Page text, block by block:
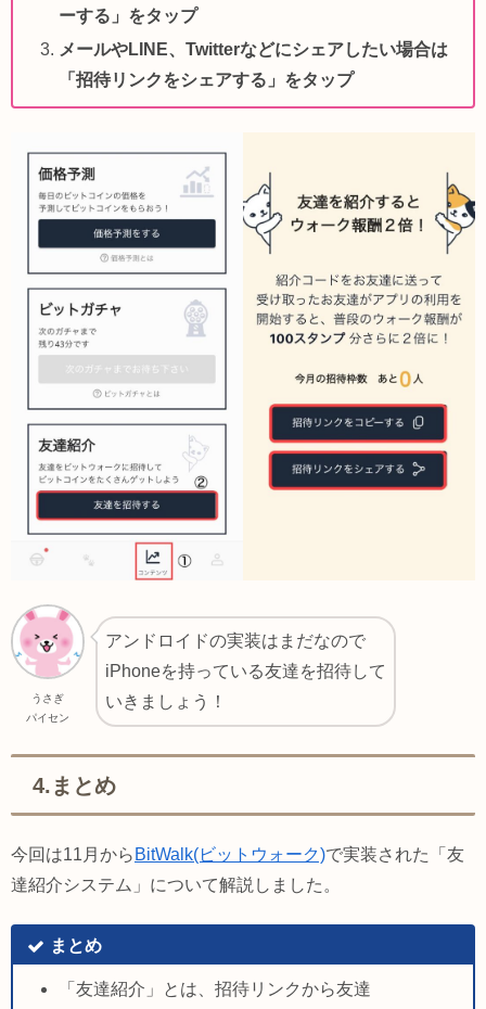
ーする」をタップ
メールやLINE、Twitterなどにシェアしたい場合は
「招待リンクをシェアする」をタップ
うさぎ
パイセン
アンドロイドの実装はまだなので
iPhoneを持っている友達を招待して
いきましょう！
4.まとめ
今回は11月から BitWalk(ビットウォーク)で実装された「友
達紹介システム」について解説しました。
まとめ
「友達紹介」とは、招待リンクから友達